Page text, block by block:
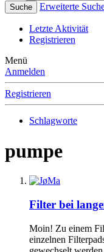
Suche Erweiterte
Letzte Aktivität
Registrieren
Menü
Anmelden
Registrieren
Schlagworte
pumpe
Filter bei
Moin! Zu einem
einzelnen